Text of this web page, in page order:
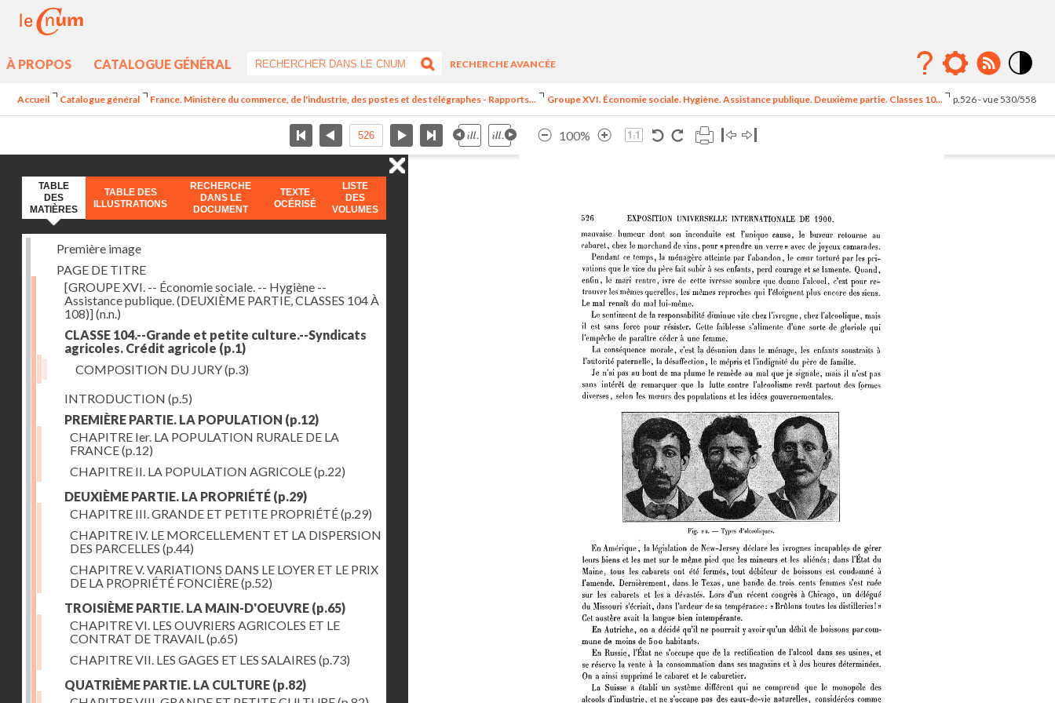
À PROPOS CATALOGUE GÉNÉRAL
RECHERCHE AVANCÉE
élévé
Accueil Catalogue général France. Ministère du commerce, de l'industrie, des postes et des télégraphes - Rapports... Groupe XVI. Économie sociale. Hygiène. Assistance publique. Deuxième partie. Classes 10... p.526 - vue 530/558
100%
TABLE
DES
MATIÈRES
TABLE DES
ILLUSTRATIONS
RECHERCHE
DANS LE
DOCUMENT
TEXTE
OCÉRISÉ
LISTE
DES
VOLUMES
Première image
PAGE DE TITRE
[GROUPE XVI. -- Économie sociale. -- Hygiène --
Assistance publique. (DEUXIÈME PARTIE, CLASSES 104 À
108)](n.n.)
CLASSE 104.--Grande et petite culture.--Syndicats
agricoles. Crédit agricole (p.1)
COMPOSITION DU JURY(p.3)
INTRODUCTION (p.5)
PREMIÈRE PARTIE. LA POPULATION (p.12)
CHAPITRE Ier. LA POPULATION RURALE DE LA
FRANCE(p.12)
CHAPITRE II. LA POPULATION AGRICOLE(p.22)
DEUXIÈME PARTIE. LA PROPRIÉTÉ (p.29)
CHAPITRE III. GRANDE ET PETITE PROPRIÉTÉ(p.29)
CHAPITRE IV. LE MORCELLEMENT ET LA DISPERSION
DES PARCELLES (p.44)
CHAPITRE V. VARIATIONS DANS LE LOYER ET LE PRIX
DE LA PROPRIÉTÉ FONCIÈRE(p.52)
TROISIÈME PARTIE. LA MAIN-D'OEUVRE (p.65)
CHAPITRE VI. LES OUVRIERS AGRICOLES ET LE
CONTRAT DE TRAVAIL(p.65)
CHAPITRE VII. LES GAGES ET LES SALAIRES (p.73)
QUATRIÈME PARTIE. LA CULTURE (p.82)